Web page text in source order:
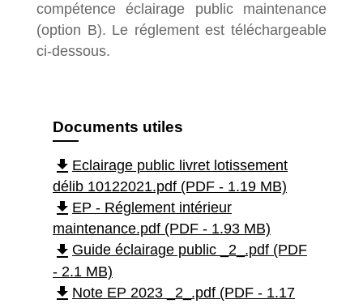
compétence éclairage public maintenance
(option B). Le réglement est téléchargeable
ci-dessous.
Documents utiles
file_download Eclairage public livret lotissement
délib 10122021.pdf (PDF - 1.19 MB)
file_download EP - Réglement intérieur
maintenance.pdf (PDF - 1.93 MB)
file_download Guide éclairage public _2_.pdf (PDF
- 2.1 MB)
file_download Note EP 2023 _2_.pdf (PDF - 1.17